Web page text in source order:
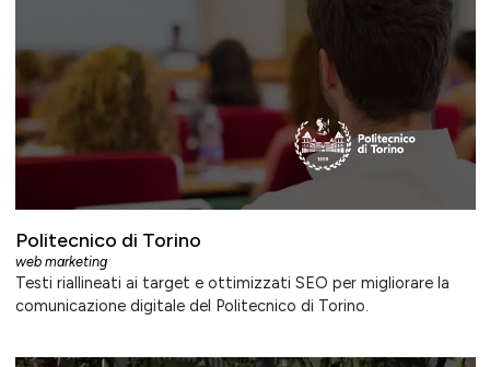
Politecnico di Torino
web marketing
Testi riallineati ai target e ottimizzati SEO per migliorare la
comunicazione digitale del Politecnico di Torino.